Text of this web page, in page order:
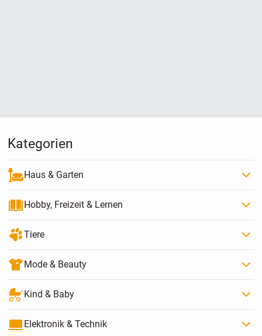
Kategorien
Haus & Garten
Hobby, Freizeit & Lernen
Tiere
Mode & Beauty
Kind & Baby
Elektronik & Technik